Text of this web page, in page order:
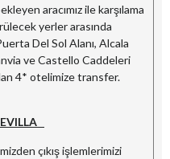
aracımız ile karşılama
yerler arasında
Del Sol Alanı, Alcala
ve Castello Caddeleri
4* otelimize transfer.
çıkış işlemlerimizi